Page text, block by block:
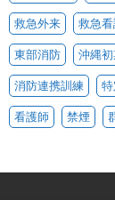
救急外来 救急
東部消防 沖縄
消防連携訓練
看護師 禁煙